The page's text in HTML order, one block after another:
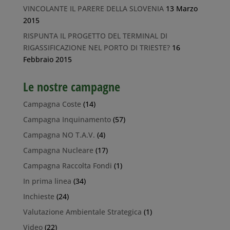
VINCOLANTE IL PARERE DELLA SLOVENIA 13 Marzo
2015
RISPUNTA IL PROGETTO DEL TERMINAL DI
RIGASSIFICAZIONE NEL PORTO DI TRIESTE? 16
Febbraio 2015
Le nostre campagne
Campagna Coste (14)
Campagna Inquinamento(57)
Campagna NO T.A.V. (4)
Campagna Nucleare (17)
Campagna Raccolta Fondi (1)
In prima linea (34)
Inchieste (24)
Valutazione Ambientale Strategica (1)
Video(22)